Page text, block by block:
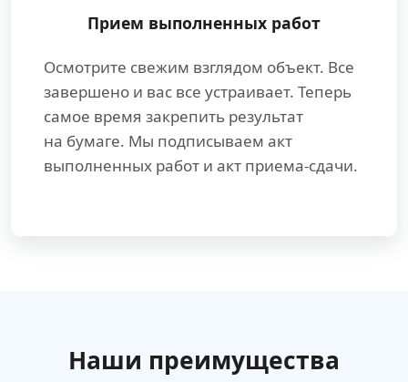
Прием выполненных работ
Осмотрите свежим взглядом объект. Все
завершено и вас все устраивает. Теперь
самое время закрепить результат
на бумаге. Мы подписываем акт
выполненных работ и акт приема-сдачи.
Наши преимущества